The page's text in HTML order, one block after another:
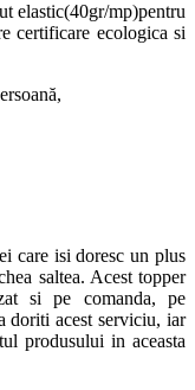
elastic(40gr/mp)pentru
certificare ecologica si
care isi doresc un plus
saltea. Acest topper
si pe comanda, pe
doriti acest serviciu, iar
produsului in aceasta